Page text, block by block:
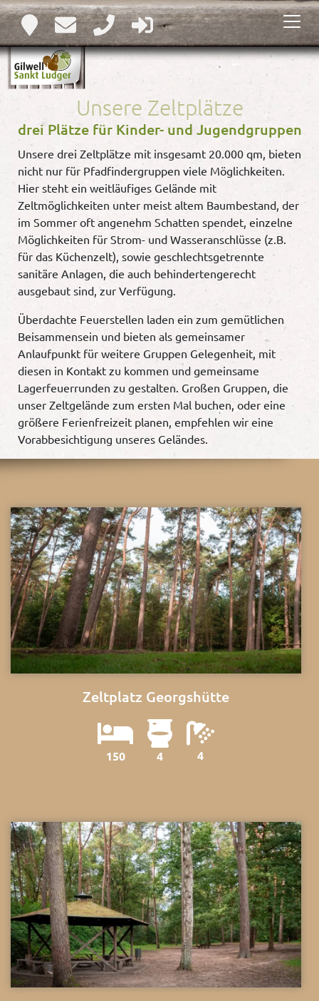
Unsere Zeltplätze
drei Plätze für Kinder- und Jugendgruppen
Unsere drei Zeltplätze mit insgesamt 20.000 qm, bieten
nicht nur für Pfadfindergruppen viele Möglichkeiten.
Hier steht ein weitläufiges Gelände mit
Zeltmöglichkeiten unter meist altem Baumbestand, der
im Sommer oft angenehm Schatten spendet, einzelne
Möglichkeiten für Strom- und Wasseranschlüsse (z.B.
für das Küchenzelt), sowie geschlechtsgetrennte
sanitäre Anlagen, die auch behindertengerecht
ausgebaut sind, zur Verfügung.
Überdachte Feuerstellen laden ein zum gemütlichen
Beisammensein und bieten als gemeinsamer
Anlaufpunkt für weitere Gruppen Gelegenheit, mit
diesen in Kontakt zu kommen und gemeinsame
Lagerfeuerrunden zu gestalten. Großen Gruppen, die
unser Zeltgelände zum ersten Mal buchen, oder eine
größere Ferienfreizeit planen, empfehlen wir eine
Vorabbesichtigung unseres Geländes.
Zeltplatz Georgshütte
150 4 4